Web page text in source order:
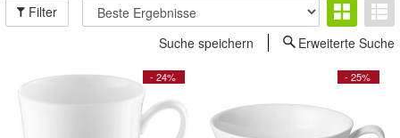
Filter
Suche speichern
Erweiterte Suche
- 24% - 25%